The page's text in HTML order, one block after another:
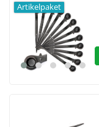
Artikelpaket